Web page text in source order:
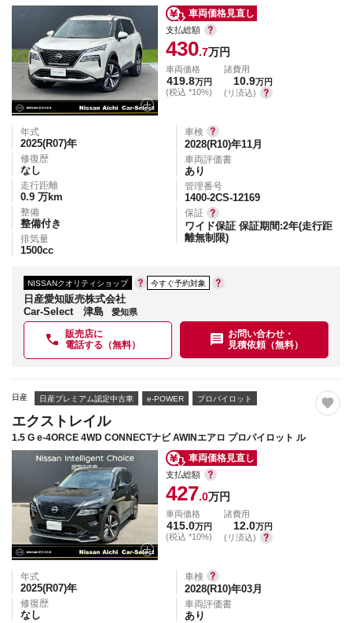
車両価格見直し
支払総額
430.7万円
車両価格
419.8万円
(税込 *10%)
諸費用
10.9万円
(リ済込)
年式
2025(R07)年
修復歴
なし
走行距離
0.9 万km
整備
整備付き
排気量
1500cc
車検
2028(R10)年11月
車両評価書
あり
管理番号
1400-2CS-12169
保証
ワイド保証 保証期間:2年(走行距
離無制限)
NISSANクオリティショップ 今すぐ予約対象
日産愛知販売株式会社
Car-Select 津島
愛知県
販売店に
電話する（無料）
お問い合わせ・
見積依頼（無料）
日産 日産プレミアム認定中古車 e-POWER プロパイロット
エクストレイル
1.5 G e-4ORCE 4WD CONNECTナビ AWINエアロ プロパイロット ル
車両価格見直し
支払総額
427.0万円
車両価格
415.0万円
(税込 *10%)
諸費用
12.0万円
(リ済込)
年式
2025(R07)年
修復歴
なし
車検
2028(R10)年03月
車両評価書
あり